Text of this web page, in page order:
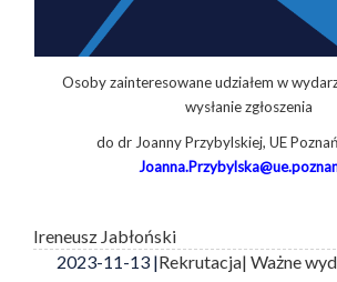
Osoby zainteresowane udziałem w
wysłanie zgłoszenia
do dr Joanny Przybylskiej, UE
Ireneusz Jabłoński
2023-11-13 |Rekrutacja| Ważne